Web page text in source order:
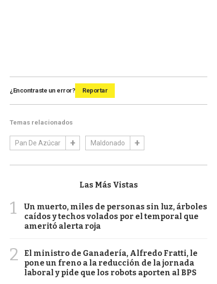
¿Encontraste un error? Reportar
Temas relacionados
Pan De Azúcar Maldonado
Las Más Vistas
1
Un muerto, miles de personas sin luz, árboles
caídos y techos volados por el temporal que
ameritó alerta roja
2
El ministro de Ganadería, Alfredo Fratti, le
pone un freno a la reducción de la jornada
laboral y pide que los robots aporten al BPS